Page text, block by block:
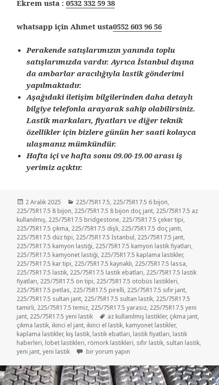
Ekrem usta :0532 332 59 38
whatsapp için Ahmet usta0552 603 96 56
Perakende satışlarımızın yanında toplu
satışlarımızda vardır. Ayrıca İstanbul dışına
da ambarlar aracılığıyla lastik gönderimi
yapılmaktadır.
Aşağıdaki iletişim bilgilerinden daha detaylı
bilgiye telefonla arayarak sahip olabilirsiniz.
Lastik markaları, fiyatları ve diğer teknik
özellikler için bizlere günün her saati kolayca
ulaşmanız mümkündür.
Hafta içi ve hafta sonu 09.00-19.00 arası iş
yerimiz açıktır.
Yayın
tarihi
2 Aralık 2025 Kategoriler
225/75R17.5, 225/75R17.5 6 bijon,
225/75R17.5 8 bijon, 225/75R17.5 8 bijon doç jant, 225/75R17.5 az
kullanılmış, 225/75R17.5 bridgestone, 225/75R17.5 çeker tipi,
225/75R17.5 çıkma, 225/75R17.5 dişli, 225/75R17.5 doç jantı,
225/75R17.5 düz tipi, 225/75R17.5 İstanbul, 225/75R17.5 jant,
225/75R17.5 kamyon lastiği, 225/75R17.5 kamyon lastik fiyatları,
225/75R17.5 kamyonet lastiği, 225/75R17.5 kaplama lastikler,
225/75R17.5 kar tipi, 225/75R17.5 kaynaklı, 225/75R17.5 lassa,
225/75R17.5 lastik, 225/75R17.5 lastik ebatları, 225/75R17.5 lastik
fiyatları, 225/75R17.5 ön tipi, 225/75R17.5 otobüs lastikleri,
225/75R17.5 petlas, 225/75R17.5 pirelli, 225/75R17.5 sıfır jant,
225/75R17.5 sultan jant, 225/75R17.5 sultan lastik, 225/75R17.5
tamirli, 225/75R17.5 temiz, 225/75R17.5 yarasız, 225/75R17.5 yeni
jant, 225/75R17.5 yeni lastik Etiketler
az kullanılmış lastikler, çıkma jant,
çıkma lastik, ikinci el jant, ikinci el lastik, kamyonet lastikler,
kaplama lastikler, kış lastik, lastik ebatları, lastik fiyatları, lastik
haberleri, lobet lastikleri, römork lastikleri, sıfır lastik, sultan lastik,
yeni jant,yeni lastik İKİNCİ EL LASTİK 225 75R17.5 ÇIKMA SULTAN
bir yorum yapın